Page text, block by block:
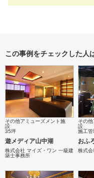
この事例をチェックした人
その他アミューズメント施
設
35坪
遊メディア山中湖
株式会社 マイズ・ワン 一級建
築士事務所
その
設
施工管
おふ
株式